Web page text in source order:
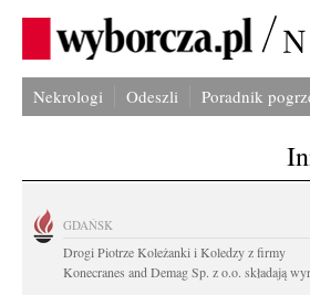
Nekrologi Odeszli Poradnik
GDAŃSK
Drogi Piotrze Koleżanki i Koledzy z firmy
Konecranes and Demag Sp. z o.o. składają